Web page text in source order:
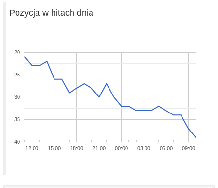
Pozycja w hitach dnia
12:00 15:00 18:00 21:00 00:00 03:00 06:00 09:00
20
25
30
35
40